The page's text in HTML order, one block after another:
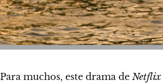
Para muchos, este drama de Netflix